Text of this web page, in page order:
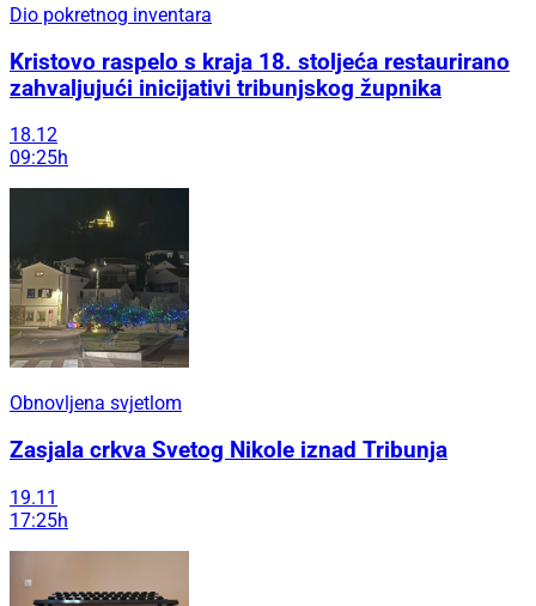
Dio pokretnog inventara
Kristovo raspelo s kraja 18. stoljeća restaurirano
zahvaljujući inicijativi tribunjskog župnika
18.12
09:25h
Obnovljena svjetlom
Zasjala crkva Svetog Nikole iznad Tribunja
19.11
17:25h